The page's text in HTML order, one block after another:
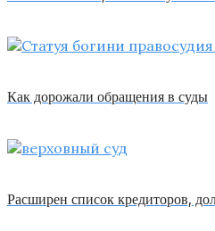
Как дорожали обращения в суды
Расширен список кредиторов,